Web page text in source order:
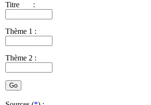
Titre :
Thème 1 :
Thème 2 :